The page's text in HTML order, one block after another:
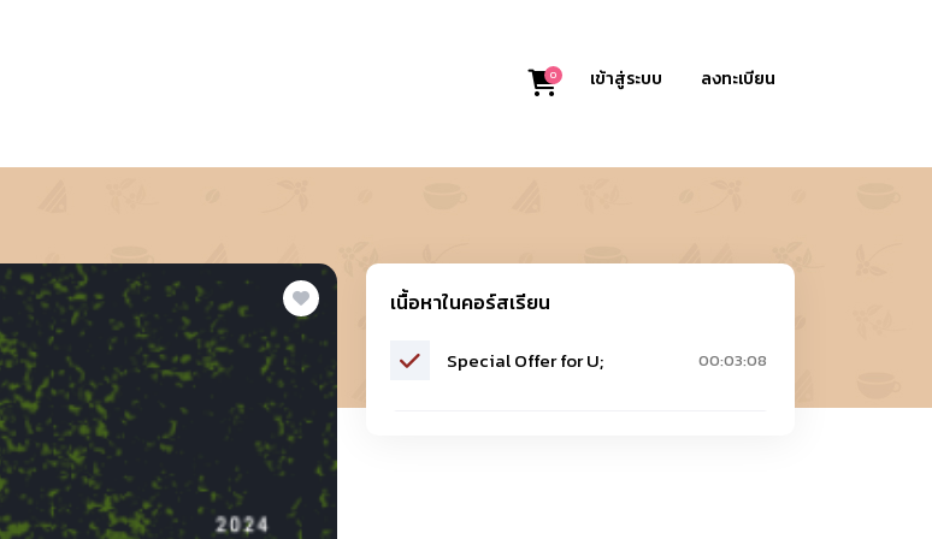
0 เข้าสู่ระบบ ลงทะเบียน
เนื้อหาในคอร์สเรียน
Special Offer for U; 00:03:08